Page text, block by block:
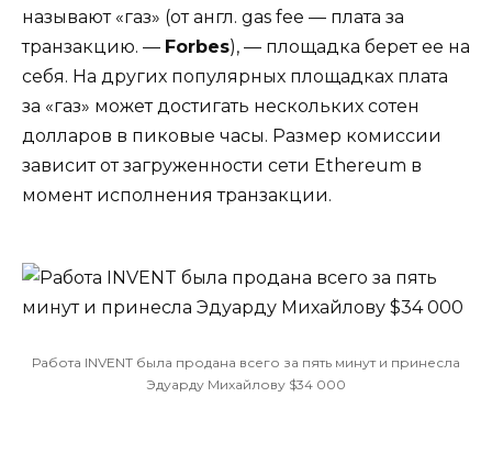
называют «газ» (от англ. gas fee — плата за
транзакцию. — Forbes), — площадка берет ее на
себя. На других популярных площадках плата
за «газ» может достигать нескольких сотен
долларов в пиковые часы. Размер комиссии
зависит от загруженности сети Ethereum в
момент исполнения транзакции.
Работа INVENT была продана всего за пять минут и принесла
Эдуарду Михайлову $34 000